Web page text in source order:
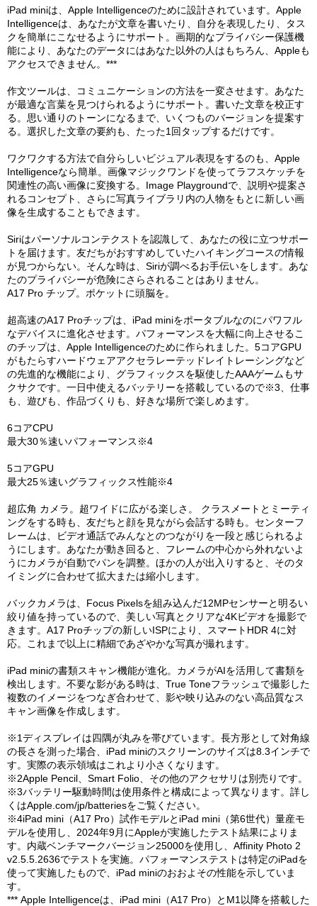
iPad miniは、Apple Intelligenceのために設計されています。Apple
Intelligenceは、あなたが文章を書いたり、自分を表現したり、タス
クを簡単にこなせるようにサポート。画期的なプライバシー保護機
能により、あなたのデータにはあなた以外の人はもちろん、Appleも
アクセスできません。***
作文ツールは、コミュニケーションの方法を一変させます。あなた
が最適な言葉を見つけられるようにサポート。書いた文章を校正す
る。思い通りのトーンになるまで、いくつものバージョンを提案す
る。選択した文章の要約も、たった1回タップするだけです。
ワクワクする方法で自分らしいビジュアル表現をするのも、Apple
Intelligenceなら簡単。画像マジックワンドを使ってラフスケッチを
関連性の高い画像に変換する。Image Playgroundで、説明や提案さ
れるコンセプト、さらに写真ライブラリ内の人物をもとに新しい画
像を生成することもできます。
Siriはパーソナルコンテクストを認識して、あなたの役に立つサポー
トを届けます。友だちがおすすめしていたハイキングコースの情報
が見つからない。そんな時は、Siriが調べるお手伝いをします。あな
たのプライバシーが危険にさらされることはありません。
A17 Pro チップ。ポケットに頭脳を。
超高速のA17 Proチップは、iPad miniをポータブルなのにパワフル
なデバイスに進化させます。パフォーマンスを大幅に向上させるこ
のチップは、Apple Intelligenceのために作られました。5コアGPU
がもたらすハードウェアアクセラレーテッドレイトレーシングなど
の先進的な機能により、グラフィックスを駆使したAAAゲームもサ
クサクです。一日中使えるバッテリーを搭載しているので※3、仕事
も、遊びも、作品づくりも、好きな場所で楽しめます。
6コアCPU
最大30％速いパフォーマンス※4
5コアGPU
最大25％速いグラフィックス性能※4
超広角 カメラ。超ワイドに広がる楽しさ。 クラスメートとミーティ
ングをする時も、友だちと顔を見ながら会話する時も。センターフ
レームは、ビデオ通話でみんなとのつながりを一段と感じられるよ
うにします。あなたが動き回ると、フレームの中心から外れないよ
うにカメラが自動でパンを調整。ほかの人が出入りすると、そのタ
イミングに合わせて拡大または縮小します。
バックカメラは、Focus Pixelsを組み込んだ12MPセンサーと明るい
絞り値を持っているので、美しい写真とクリアな4Kビデオを撮影で
きます。A17 Proチップの新しいISPにより、スマートHDR 4に対
応。これまで以上に精細であざやかな写真が撮れます。
iPad miniの書類スキャン機能が進化。カメラがAIを活用して書類を
検出します。不要な影がある時は、True Toneフラッシュで撮影した
複数のイメージをつなぎ合わせて、影や映り込みのない高品質なス
キャン画像を作成します。
※1ディスプレイは四隅が丸みを帯びています。長方形として対角線
の長さを測った場合、iPad miniのスクリーンのサイズは8.3インチで
す。実際の表示領域はこれより小さくなります。
※2Apple Pencil、Smart Folio、その他のアクセサリは別売りです。
※3バッテリー駆動時間は使用条件と構成によって異なります。詳し
くはApple.com/jp/batteriesをご覧ください。
※4iPad mini（A17 Pro）試作モデルとiPad mini（第6世代）量産モ
デルを使用し、2024年9月にAppleが実施したテスト結果によりま
す。内蔵ベンチマークバージョン25000を使用し、Affinity Photo 2
v2.5.5.2636でテストを実施。パフォーマンステストは特定のiPadを
使って実施したもので、iPad miniのおおよその性能を示していま
す。
*** Apple Intelligenceは、iPad mini（A17 Pro）とM1以降を搭載した